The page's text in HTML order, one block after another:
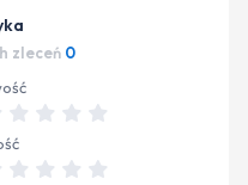
zleceń 0